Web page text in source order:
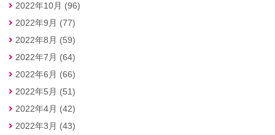
2022年10月 (96)
2022年9月 (77)
2022年8月 (59)
2022年7月 (64)
2022年6月 (66)
2022年5月 (51)
2022年4月 (42)
2022年3月 (43)